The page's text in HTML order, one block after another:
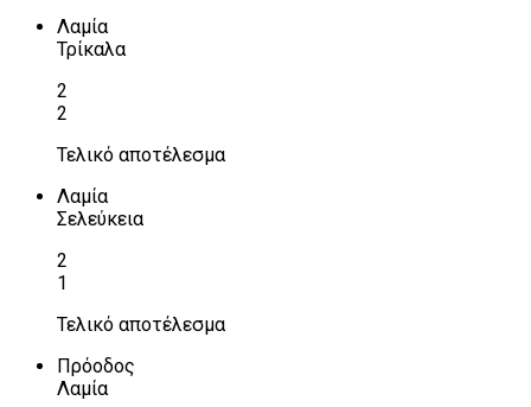
Λαμία
Τρίκαλα
2
2
Τελικό αποτέλεσμα
Λαμία
Σελεύκεια
2
1
Τελικό αποτέλεσμα
Πρόοδος
Λαμία